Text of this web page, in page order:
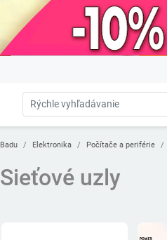
Badu Elektronika Počítače a periférie
Sieťové uzly